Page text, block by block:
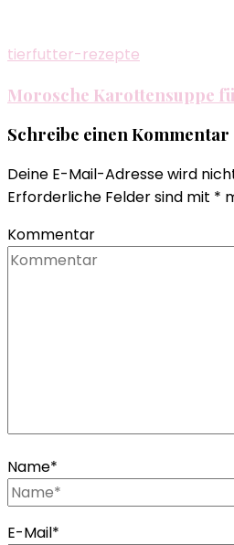
tierfutter-rezepte
Morosche Karottensuppe
Schreibe einen Kommentar
Deine E-Mail-Adresse wird
Erforderliche Felder sind mit *
Kommentar
Name*
E-Mail*